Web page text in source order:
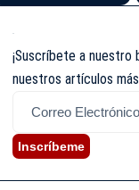
¡Suscríbete a
nuestros artículos
Inscríbeme